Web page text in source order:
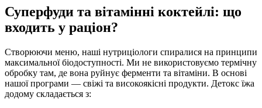
Суперфуди та вітамінні коктейлі: що
входить у раціон?
Створюючи меню, наші нутриціологи спиралися на принципи
максимальної біодоступності. Ми не використовуємо термічну
обробку там, де вона руйнує ферменти та вітаміни. В основі
нашої програми — свіжі та високоякісні продукти. Детокс їжа
додому складається з: